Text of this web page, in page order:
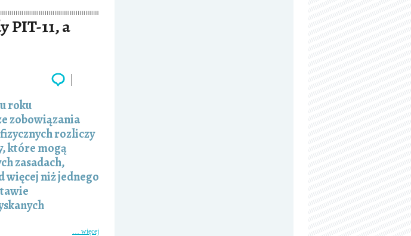
PIT-11, a
roku
zobowiązania
rozliczy
które mogą
zasadach,
więcej niż jednego
… więcej